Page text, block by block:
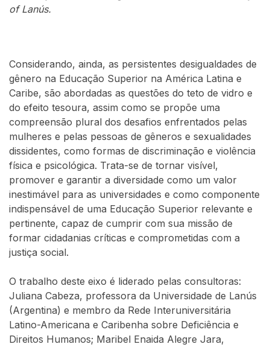
of Lanús.
Considerando, ainda, as persistentes desigualdades de
gênero na Educação Superior na América Latina e
Caribe, são abordadas as questões do teto de vidro e
do efeito tesoura, assim como se propõe uma
compreensão plural dos desafios enfrentados pelas
mulheres e pelas pessoas de gêneros e sexualidades
dissidentes, como formas de discriminação e violência
física e psicológica. Trata-se de tornar visível,
promover e garantir a diversidade como um valor
inestimável para as universidades e como componente
indispensável de uma Educação Superior relevante e
pertinente, capaz de cumprir com sua missão de
formar cidadanias críticas e comprometidas com a
justiça social.
O trabalho deste eixo é liderado pelas consultoras:
Juliana Cabeza, professora da Universidade de Lanús
(Argentina) e membro da Rede Interuniversitária
Latino-Americana e Caribenha sobre Deficiência e
Direitos Humanos; Maribel Enaida Alegre Jara,